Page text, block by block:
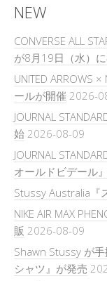
NEW
CONVERSE ALL
が8月19日（水）
UNITED ARROWS
ールが開催 2026-
JOURNAL
始 2026-08-09
JOURNAL
オールドビデール
Stussy Australia『
NIKE AIR MAX
販 2026-08-09
Shawn Stussy が
シャツ』が発売